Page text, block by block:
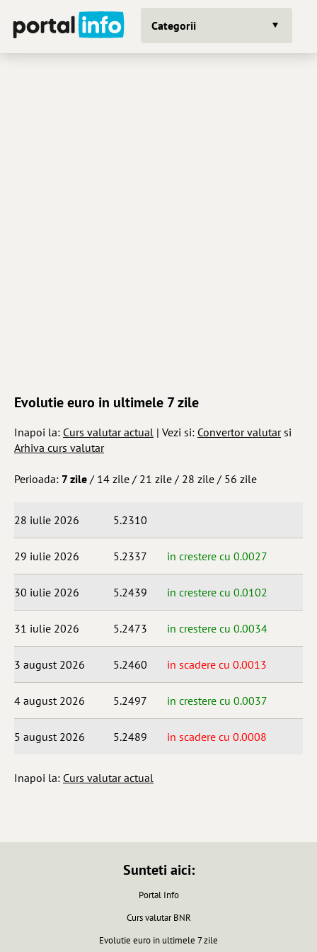
Categorii
Evolutie euro in ultimele 7 zile
Inapoi la: Curs valutar actual | Vezi si: Convertor valutarsi
Arhiva curs valutar
Perioada: 7 zile / 14 zile / 21 zile / 28 zile / 56 zile
28 iulie 2026 5.2310
29 iulie 2026 5.2337 in crestere cu 0.0027
30 iulie 2026 5.2439 in crestere cu 0.0102
31 iulie 2026 5.2473 in crestere cu 0.0034
3 august 2026 5.2460 in scadere cu 0.0013
4 august 2026 5.2497 in crestere cu 0.0037
5 august 2026 5.2489 in scadere cu 0.0008
Inapoi la: Curs valutar actual
Sunteti aici:
Portal Info
Curs valutar BNR
Evolutie euro in ultimele 7 zile